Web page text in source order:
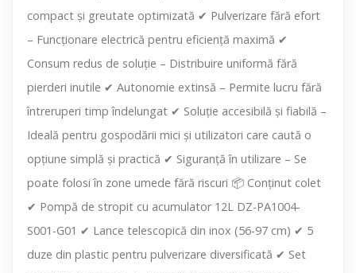
compact și greutate optimizată ✔ Pulverizare fără efort
– Funcționare electrică pentru eficiență maximă ✔
Consum redus de soluție – Distribuire uniformă fără
pierderi inutile ✔ Autonomie extinsă – Permite lucru fără
întreruperi timp îndelungat ✔ Soluție accesibilă și fiabilă –
Ideală pentru gospodării mici și utilizatori care caută o
opțiune simplă și practică ✔ Siguranță în utilizare – Se
poate folosi în zone umede fără riscuri 📦 Conținut colet
✔ Pompă de stropit cu acumulator 12L DZ-PA1004-
S001-G01 ✔ Lance telescopică din inox (56-97 cm) ✔ 5
duze din plastic pentru pulverizare diversificată ✔ Set